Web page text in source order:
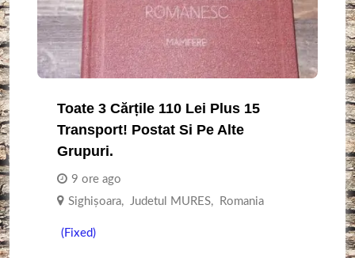
Toate 3 Cărțile 110 Lei Plus 15
Transport! Postat Si Pe Alte
Grupuri.
9 ore ago
Sighişoara, Judetul MURES, Romania
(Fixed)